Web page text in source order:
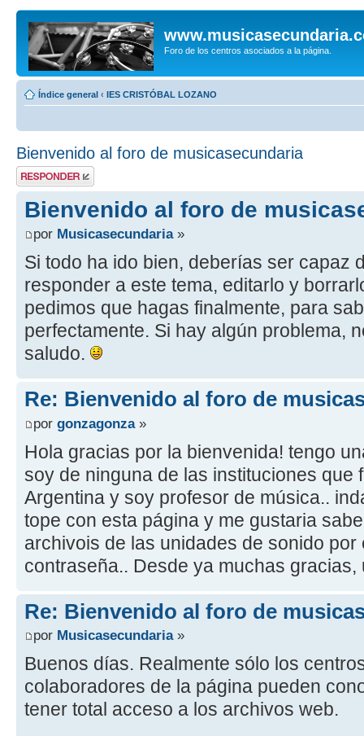
Foro de los centros asociados a la página.
Índice general ‹ IES CRISTÓBAL LOZANO
Bienvenido al foro de musicasecundaria
Publicar una
respuesta
Bienvenido al foro de
por Musicasecundaria»
Si todo ha ido bien, deberías ser capaz
responder a este tema, editarlo y
pedimos que hagas finalmente, para
perfectamente. Si hay algún problema,
saludo.
Re: Bienvenido al foro de
por gonzagonza»
Hola gracias por la bienvenida! tengo
soy de ninguna de las instituciones que
Argentina y soy profesor de música..
tope con esta página y me gustaria
archivois de las unidades de sonido por
contraseña.. Desde ya muchas gracias,
Re: Bienvenido al foro de
por Musicasecundaria»
Buenos días. Realmente sólo los
colaboradores de la página pueden
tener total acceso a los archivos web.